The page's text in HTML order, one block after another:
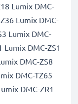
Lumix DMC-
Lumix DMC-
Lumix DMC-
Lumix DMC-ZS1
DMC-ZS8
DMC-TZ65
DMC-ZR1